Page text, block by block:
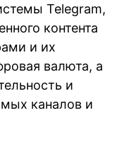
Telegram,
контента
и их
валюта, а
и
каналов и